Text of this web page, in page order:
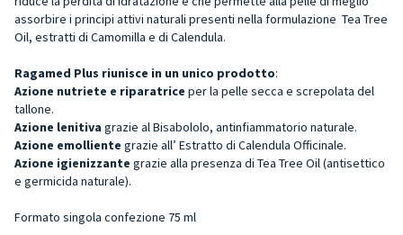
assorbire i principi attivi naturali presenti nella formulazione Tea Tree
Oil, estratti di Camomilla e di Calendula.
Ragamed Plus riunisce in un unico prodotto:
Azione nutriete e riparatrice per la pelle secca e screpolata del
tallone.
Azione lenitiva grazie al Bisabololo, antinfiammatorio naturale.
Azione emolliente grazie all’ Estratto di Calendula Officinale.
Azione igienizzante grazie alla presenza di Tea Tree Oil (antisettico
e germicida naturale).
Formato singola confezione 75 ml